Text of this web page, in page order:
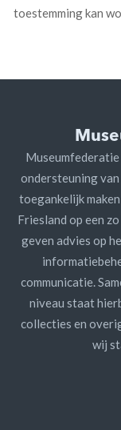
toestemming kan
ondersteuning
toegankelijk
Friesland op een
geven advies op
communicatie.
niveau staat
collecties en
wij